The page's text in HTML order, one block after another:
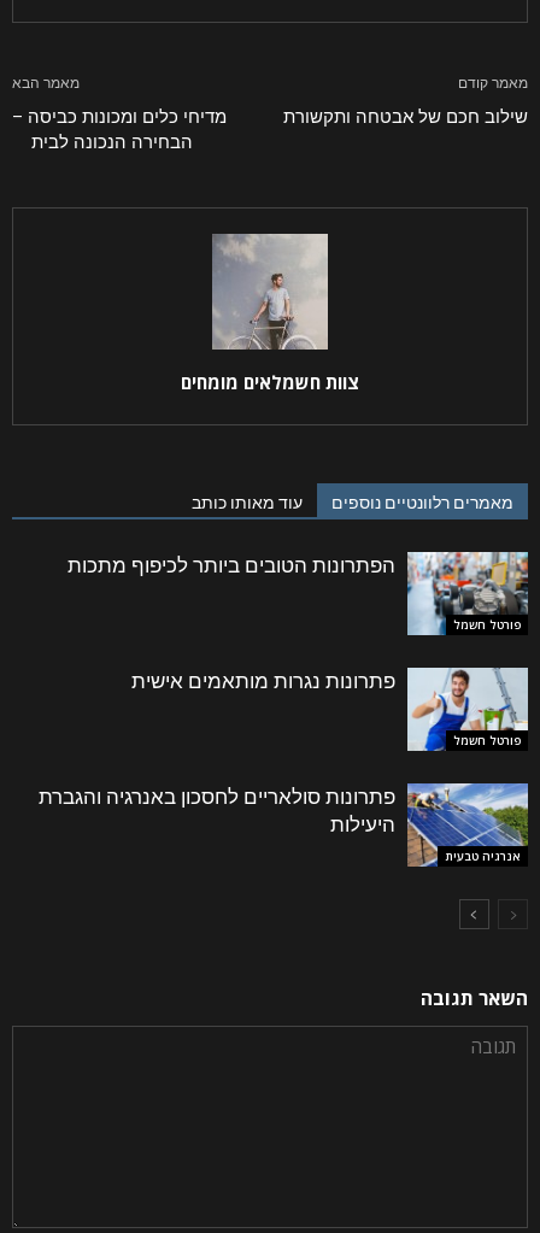
מאמר קודם
שילוב חכם של אבטחה ותקשורת
מאמר הבא
מדיחי כלים ומכונות כביסה –
הבחירה הנכונה לבית
צוות חשמלאים מומחים
מאמרים רלוונטיים נוספים עוד מאותו כותב
פורטל חשמל
הפתרונות הטובים ביותר לכיפוף מתכות
פורטל חשמל
פתרונות נגרות מותאמים אישית
אנרגיה טבעית
פתרונות סולאריים לחסכון באנרגיה והגברת
היעילות
השאר תגובה